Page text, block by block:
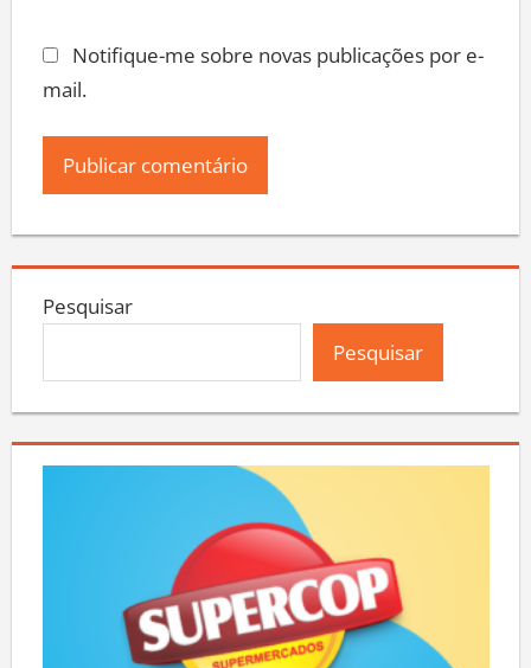
Notifique-me sobre novas publicações por e-
mail.
Pesquisar
Pesquisar